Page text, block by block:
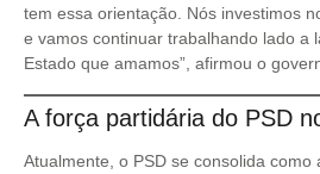
tem essa orientação. Nós investimos
e vamos continuar trabalhando lado a
Estado que amamos”, afirmou o
A força partidária do PSD
Atualmente, o PSD se consolida